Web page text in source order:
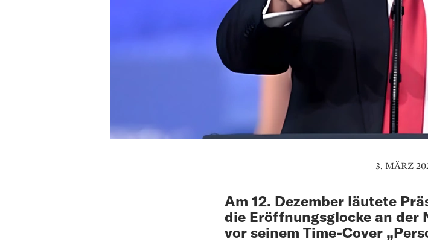
3. MÄRZ
Am 12. Dezember läutete
die Eröffnungsglocke an der
vor seinem Time-Cover